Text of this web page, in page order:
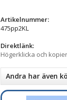
Artikelnummer:
475pp2KL
Direktlänk:
Högerklicka och
Andra har även